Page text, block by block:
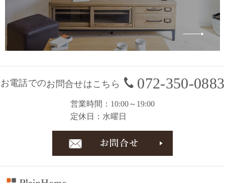
お電話でのお問合せはこちら 072-350-0883
営業時間
10:00～19:00
定休日
水曜日